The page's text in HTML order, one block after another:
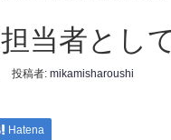
当者とし
投稿者: mikamisharoushi
Hatena